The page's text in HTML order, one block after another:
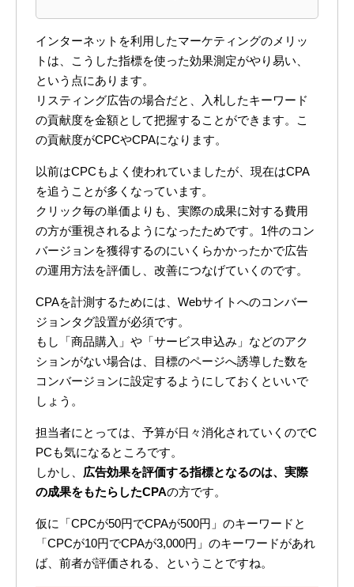
インターネットを利用したマーケティングのメリッ
トは、こうした指標を使った効果測定がやり易い、
という点にあります。
リスティング広告の場合だと、入札したキーワード
の貢献度を金額として把握することができます。こ
の貢献度がCPCやCPAになります。
以前はCPCもよく使われていましたが、現在はCPA
を追うことが多くなっています。
クリック毎の単価よりも、実際の成果に対する費用
の方が重視されるようになったためです。1件のコン
バージョンを獲得するのにいくらかかったかで広告
の運用方法を評価し、改善につなげていくのです。
CPAを計測するためには、Webサイトへのコンバー
ジョンタグ設置が必須です。
もし「商品購入」や「サービス申込み」などのアク
ションがない場合は、目標のページへ誘導した数を
コンバージョンに設定するようにしておくといいで
しょう。
担当者にとっては、予算が日々消化されていくのでC
PCも気になるところです。
しかし、 広告効果を評価する指標となるのは、実際
の成果をもたらしたCPAの方です。
仮に「CPCが50円でCPAが500円」のキーワードと
「CPCが10円でCPAが3,000円」のキーワードがあれ
ば、前者が評価される、ということですね。